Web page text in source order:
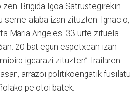
zen. Brigida Igoa Satrustegirekin
seme-alaba izan zituzten: Ignacio,
Maria Angeles. 33 urte zituela
20 bat egun espetxean izan
igoarazi zituzten”. Irailaren
arrazoi politikoengatik fusilatu
pelotoi batek.